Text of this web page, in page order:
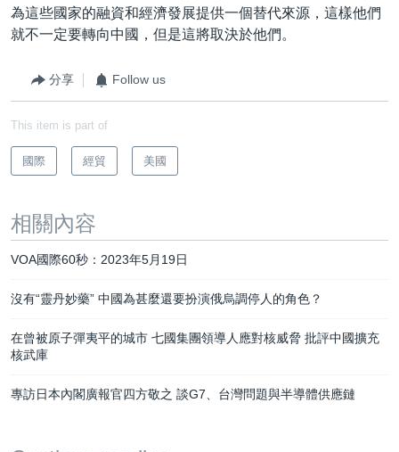
為這些國家的融資和經濟發展提供一個替代來源，這樣他們
就不一定要轉向中國，但是這將取決於他們。
分享 Follow us
This item is part of
國際 經貿 美國
相關內容
VOA國際60秒：2023年5月19日
沒有“靈丹妙藥” 中國為甚麼還要扮演俄烏調停人的角色？
在曾被原子彈夷平的城市 七國集團領導人應對核威脅 批評中國擴充
核武庫
專訪日本內閣廣報官四方敬之 談G7、台灣問題與半導體供應鏈